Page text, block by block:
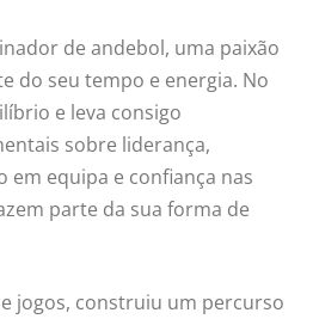
de andebol, uma paixão
do seu tempo e energia. No
e leva consigo
sobre liderança,
equipa e confiança nas
parte da sua forma de
jogos, construiu um percurso